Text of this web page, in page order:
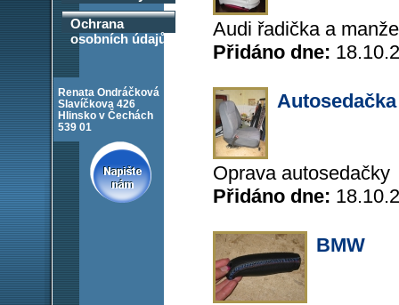
Ochrana
osobních údajů
Renata Ondráčková
Slavíčkova 426
Hlinsko v Čechách
539 01
Audi řadička a
Přidáno dne:
Autosedačka
Oprava autosedačky
Přidáno dne:
BMW